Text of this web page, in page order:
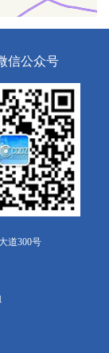
信公众号
道300号